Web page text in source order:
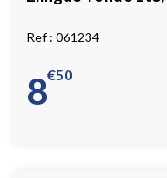
061234
8 50
€